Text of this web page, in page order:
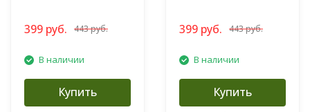
399 руб. 443 руб.
В наличии
Купить
399 руб. 443 руб.
В наличии
Купить